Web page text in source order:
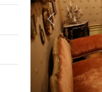
Previous